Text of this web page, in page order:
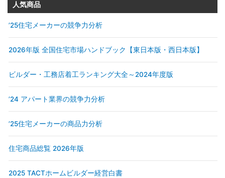
人気商品
’25住宅メーカーの競争力分析
2026年版 全国住宅市場ハンドブック【東日本版・西日本版】
ビルダー・工務店着工ランキング大全～2024年度版
’24 アパート業界の競争力分析
’25住宅メーカーの商品力分析
住宅商品総覧 2026年版
2025 TACTホームビルダー経営白書